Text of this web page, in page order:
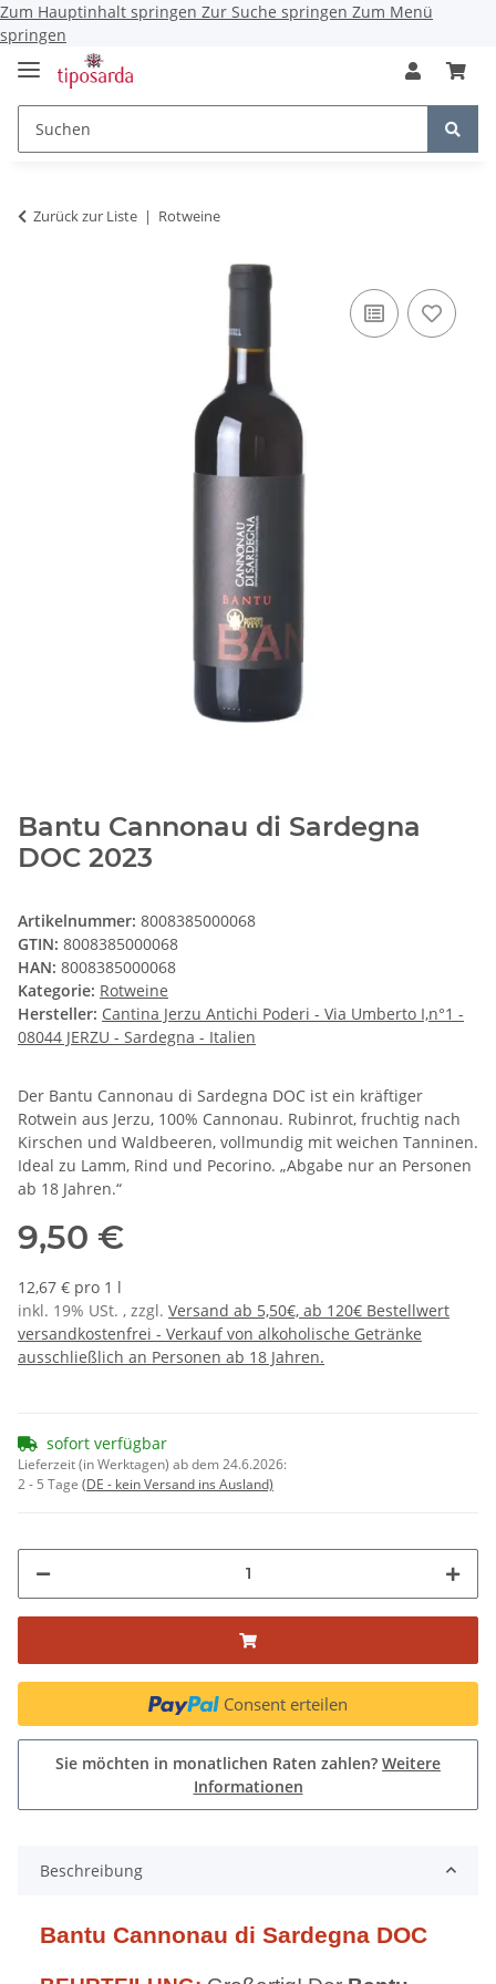
Zum Hauptinhalt springen Zur Suche springen Zum Menü
springen
Zurück zur Liste Rotweine
Bantu Cannonau di Sardegna
DOC 2023
Artikelnummer: 8008385000068
GTIN: 8008385000068
HAN: 8008385000068
Kategorie: Rotweine
Hersteller: Cantina Jerzu Antichi Poderi - Via Umberto I,n°1 -
08044 JERZU - Sardegna - Italien
Der Bantu Cannonau di Sardegna DOC ist ein kräftiger
Rotwein aus Jerzu, 100% Cannonau. Rubinrot, fruchtig nach
Kirschen und Waldbeeren, vollmundig mit weichen Tanninen.
Ideal zu Lamm, Rind und Pecorino. „Abgabe nur an Personen
ab 18 Jahren.“
9,50 €
12,67 € pro 1 l
inkl. 19% USt. , zzgl. Versand ab 5,50€, ab 120€ Bestellwert
versandkostenfrei - Verkauf von alkoholische Getränke
ausschließlich an Personen ab 18 Jahren.
sofort verfügbar
Lieferzeit (in Werktagen) ab dem 24.6.2026:
2 - 5 Tage (DE - kein Versand ins Ausland)
Consent erteilen
Sie möchten in monatlichen Raten zahlen? Weitere
Informationen
Beschreibung
Bantu Cannonau di Sardegna DOC